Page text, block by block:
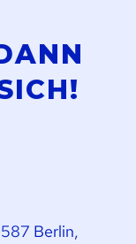
Berlin,